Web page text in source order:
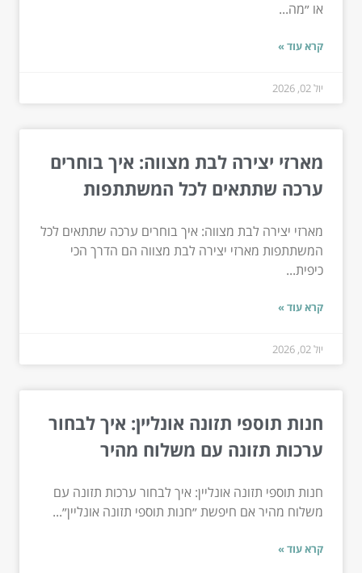
או ״מה...
קרא עוד »
יול 02, 2026
מארזי יצירה לבת מצווה: איך בוחרים
ערכה שתתאים לכל המשתתפות
מארזי יצירה לבת מצווה: איך בוחרים ערכה שתתאים לכל
המשתתפות מארזי יצירה לבת מצווה הם הדרך הכי
כיפית...
קרא עוד »
יול 02, 2026
חנות תוספי תזונה אונליין: איך לבחור
ערכות תזונה עם משלוח מהיר
חנות תוספי תזונה אונליין: איך לבחור ערכות תזונה עם
משלוח מהיר אם חיפשת ״חנות תוספי תזונה אונליין״...
קרא עוד »